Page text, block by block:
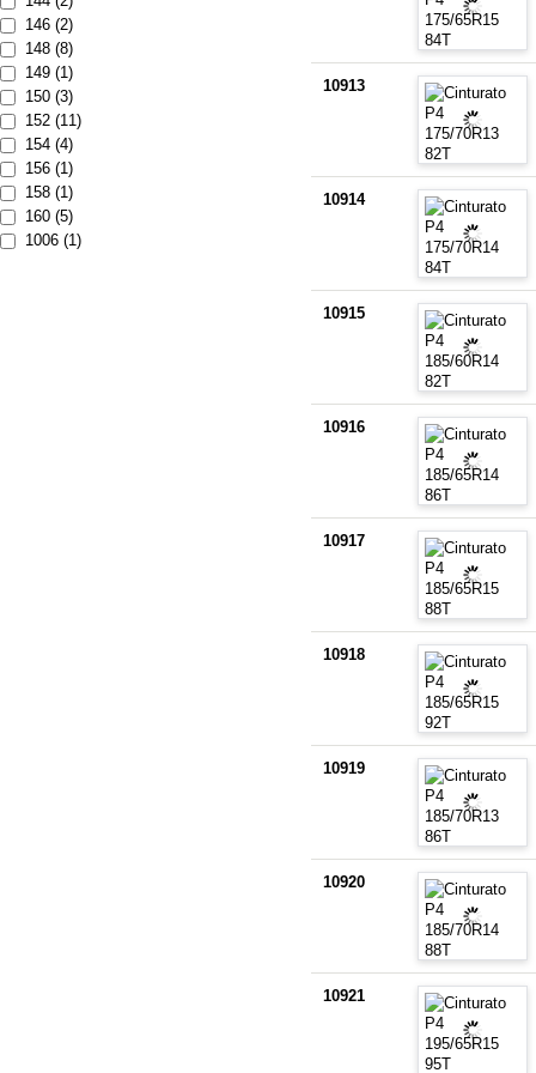
146 (2)
148 (8)
149 (1)
150 (3)
152 (11)
154 (4)
156 (1)
158 (1)
160 (5)
1006 (1)
10913
10914
10915
10916
10917
10918
10919
10920
10921